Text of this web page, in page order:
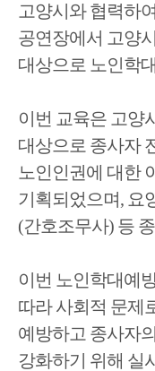
고양시와 협력하여
공연장에서 고양
대상으로 노인학
이번 교육은 고양
대상으로 종사자
노인인권에 대한
기획되었으며, 요
(간호조무사) 등
이번 노인학대예
따라 사회적 문제
예방하고 종사자
강화하기 위해 실